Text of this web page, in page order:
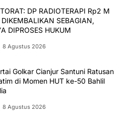
DP RADIOTERAPI Rp2 M
DIKEMBALIKAN SEBAGIAN,
DIPROSES HUKUM
8 Agustus 2026
Golkar Cianjur Santuni Ratusan
di Momen HUT ke-50 Bahlil
8 Agustus 2026